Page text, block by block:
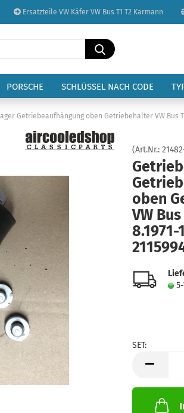
Ersatzteile VW Käfer VW Bus T1 T2 Karmann
Sprache auswählen
Lieferland
Passwort
Konto erstellen
Passwort vergessen?
Suche...
PORSCHE SCHLÜSSEL NACH CODE
Getriebeaufhängung oben Getriebehalter VW Bus T2
(Art.Nr.:
oben
VW
SET: